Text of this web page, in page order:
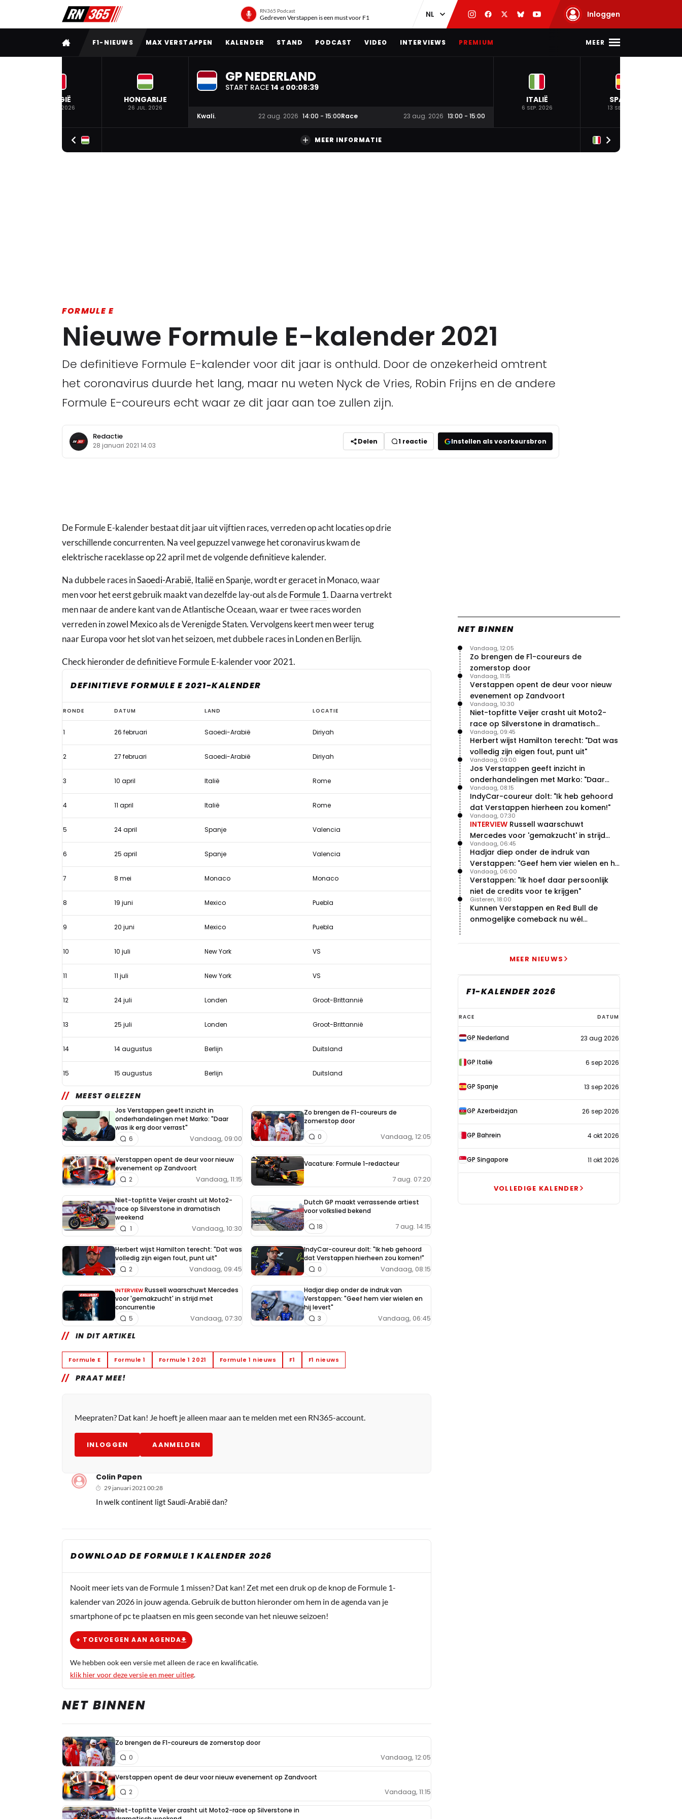
RN365 Podcast
Gedreven Verstappen is een must voor F1 Inloggen
VOLLEDIG MENU
F1-NIEUWS MAX VERSTAPPEN KALENDER STAND PODCAST VIDEO INTERVIEWS PREMIUM MEER
BELGIË
19 JUL. 2026
HONGARIJE
26 JUL. 2026
GP NEDERLAND
START RACE 14 d 00:08:38
Kwali. 22 aug. 2026 14:00 - 15:00Race 23 aug. 2026 13:00 - 15:00
ITALIË
6 SEP. 2026
SPANJE
13 SEP. 2026
MEER INFORMATIE
FORMULE E
Nieuwe Formule E-kalender 2021
De definitieve Formule E-kalender voor dit jaar is onthuld. Door de onzekerheid omtrent
het coronavirus duurde het lang, maar nu weten Nyck de Vries, Robin Frijns en de andere
Formule E-coureurs echt waar ze dit jaar aan toe zullen zijn.
Redactie
28 januari 2021 14:03 Delen 1 reactie Instellen als voorkeursbron
De Formule E-kalender bestaat dit jaar uit vijftien races, verreden op acht locaties op drie
verschillende concurrenten. Na veel gepuzzel vanwege het coronavirus kwam de
elektrische raceklasse op 22 april met de volgende definitieve kalender.
Na dubbele races inSaoedi-Arabië, Italiëen Spanje, wordt er geracet in Monaco, waar
men voor het eerst gebruik maakt van dezelfde lay-out als deFormule 1. Daarna vertrekt
men naar de andere kant van de Atlantische Oceaan, waar er twee races worden
verreden in zowel Mexico als de Verenigde Staten. Vervolgens keert men weer terug
naar Europa voor het slot van het seizoen, met dubbele races in Londen en Berlijn.
Check hieronder de definitieve Formule E-kalender voor 2021.
DEFINITIEVE FORMULE E 2021-KALENDER
Nieuwe
Formule
E-
kalender
RONDE DATUM LAND LOCATIE
1 26 februari Saoedi-Arabië Diriyah
2 27 februari Saoedi-Arabië Diriyah
3 10 april Italië Rome
4 11 april Italië Rome
5 24 april Spanje Valencia
6 25 april Spanje Valencia
7 8 mei Monaco Monaco
8 19 juni Mexico Puebla
9 20 juni Mexico Puebla
10 10 juli New York VS
11 11 juli New York VS
12 24 juli Londen Groot-Brittannië
13 25 juli Londen Groot-Brittannië
14 14 augustus Berlijn Duitsland
15 15 augustus Berlijn Duitsland
MEEST GELEZEN
Jos Verstappen geeft inzicht in
onderhandelingen met Marko: "Daar
was ik erg door verrast"
Vandaag, 09:00
6
Zo brengen de F1-coureurs de
zomerstop door
Vandaag, 12:05
0
Verstappen opent de deur voor nieuw
evenement op Zandvoort
Vandaag, 11:15
2
Vacature: Formule 1-redacteur
7 aug. 07:20
Niet-topfitte Veijer crasht uit Moto2-
race op Silverstone in dramatisch
weekend
Vandaag, 10:30
1
Dutch GP maakt verrassende artiest
voor volkslied bekend
7 aug. 14:15
18
Herbert wijst Hamilton terecht: "Dat was
volledig zijn eigen fout, punt uit"
Vandaag, 09:45
2
IndyCar-coureur dolt: "Ik heb gehoord
dat Verstappen hierheen zou komen!"
Vandaag, 08:15
0
INTERVIEW Russell waarschuwt Mercedes
voor 'gemakzucht' in strijd met
concurrentie
Vandaag, 07:30
5
Hadjar diep onder de indruk van
Verstappen: "Geef hem vier wielen en
hij levert"
Vandaag, 06:45
3
IN DIT ARTIKEL
Formule E Formule 1 Formule 1 2021 Formule 1 nieuws F1 F1 nieuws
PRAAT MEE!
Meepraten? Dat kan! Je hoeft je alleen maar aan te melden met een RN365-account.
INLOGGEN AANMELDEN
Colin Papen
29 januari 2021 00:28
In welk continent ligt Saudi-Arabië dan?
DOWNLOAD DE FORMULE 1 KALENDER 2026
Nooit meer iets van de Formule 1 missen? Dat kan! Zet met een druk op de knop de Formule 1-
kalender van 2026 in jouw agenda. Gebruik de button hieronder om hem in de agenda van je
smartphone of pc te plaatsen en mis geen seconde van het nieuwe seizoen!
+ TOEVOEGEN AAN AGENDA
We hebben ook een versie met alleen de race en kwalificatie.
klik hier voor deze versie en meer uitleg.
NET BINNEN
Zo brengen de F1-coureurs de zomerstop door
Vandaag, 12:05
0
Verstappen opent de deur voor nieuw evenement op Zandvoort
Vandaag, 11:15
2
Niet-topfitte Veijer crasht uit Moto2-race op Silverstone in
NET BINNEN
Zo brengen de F1-coureurs de
zomerstop door
Vandaag, 12:05
Verstappen opent de deur voor nieuw
evenement op Zandvoort
Vandaag, 11:15
Niet-topfitte Veijer crasht uit Moto2-
race op Silverstone in dramatisch
weekend
Vandaag, 10:30
Herbert wijst Hamilton terecht: "Dat was
volledig zijn eigen fout, punt uit"
Vandaag, 09:45
Jos Verstappen geeft inzicht in
onderhandelingen met Marko: "Daar
was ik erg door verrast"
Vandaag, 09:00
IndyCar-coureur dolt: "Ik heb gehoord
dat Verstappen hierheen zou komen!"
Vandaag, 08:15
INTERVIEW Russell waarschuwt
Mercedes voor 'gemakzucht' in strijd
met concurrentie
Vandaag, 07:30
Hadjar diep onder de indruk van
Verstappen: "Geef hem vier wielen en hij
levert"
Vandaag, 06:45
Verstappen: "Ik hoef daar persoonlijk
niet de credits voor te krijgen"
Vandaag, 06:00
Kunnen Verstappen en Red Bull de
onmogelijke comeback nu wél
Gisteren, 18:00
MEER NIEUWS
F1-KALENDER 2026
F1-
kalender
2026
RACE DATUM
GP Nederland 23 aug 2026
GP Italië 6 sep 2026
GP Spanje 13 sep 2026
GP Azerbeidzjan 26 sep 2026
GP Bahrein 4 okt 2026
GP Singapore 11 okt 2026
VOLLEDIGE KALENDER